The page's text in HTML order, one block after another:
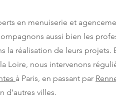
en menuiserie et
aussi bien les
la réalisation de leurs projets.
Loire, nous intervenons
à Paris, en passant par
d’autres villes.